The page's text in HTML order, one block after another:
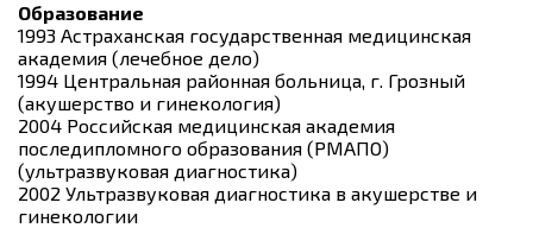
Образование
1993 Астраханская государственная медицинская
академия (лечебное дело)
1994 Центральная районная больница, г. Грозный
(акушерство и гинекология)
2004 Российская медицинская академия
последипломного образования (РМАПО)
(ультразвуковая диагностика)
2002 Ультразвуковая диагностика в акушерстве и
гинекологии